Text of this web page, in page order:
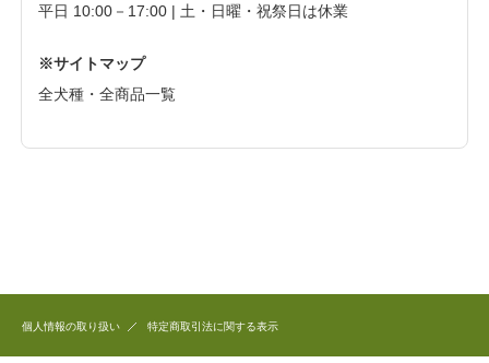
平日 10:00－17:00 | 土・日曜・祝祭日は休業
※サイトマップ
全犬種・全商品一覧
個人情報の取り扱い 特定商取引法に関する表示